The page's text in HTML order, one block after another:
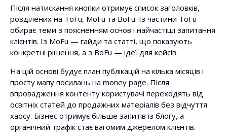
Після натискання кнопки отримує список заголовків,
розділених на ToFu, MoFu та BoFu. Із частини ToFu
обирає теми з поясненням основ і найчастіші запитання
клієнтів. Із MoFu — гайди та статті, що показують
конкретні рішення, а з BoFu — ідеї для кейсів.
На цій основі будує план публікацій на кілька місяців і
просту мапу посилань на money page. Після
впровадження контенту користувачі переходять від
освітніх статей до продажних матеріалів без відчуття
хаосу. Бізнес отримує більше запитів із блогу, а
органічний трафік стає вагомим джерелом клієнтів.